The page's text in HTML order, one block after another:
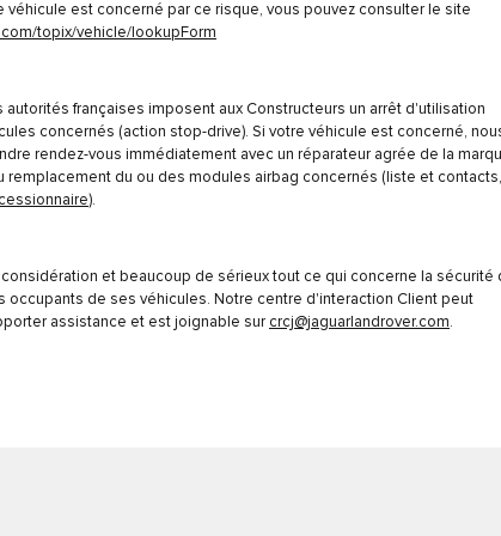
véhicule est concerné par ce risque, vous pouvez consulter le site
topix/vehicle/lookupForm
autorités françaises imposent aux Constructeurs un arrêt d'utilisation
concernés (action stop-drive). Si votre véhicule est concerné,
rendez-vous immédiatement avec un réparateur agrée de la
remplacement du ou des modules airbag concernés (liste et contacts,
).
et beaucoup de sérieux tout ce qui concerne la sécurité
occupants de ses véhicules. Notre centre d'interaction Client peut
assistance et est joignable sur crcj@jaguarlandrover.com.